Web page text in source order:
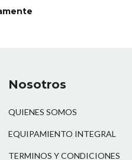
Nosotros
QUIENES SOMOS
EQUIPAMIENTO INTEGRAL
TERMINOS Y CONDICIONES